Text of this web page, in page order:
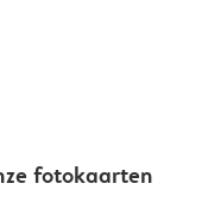
fotokaarten